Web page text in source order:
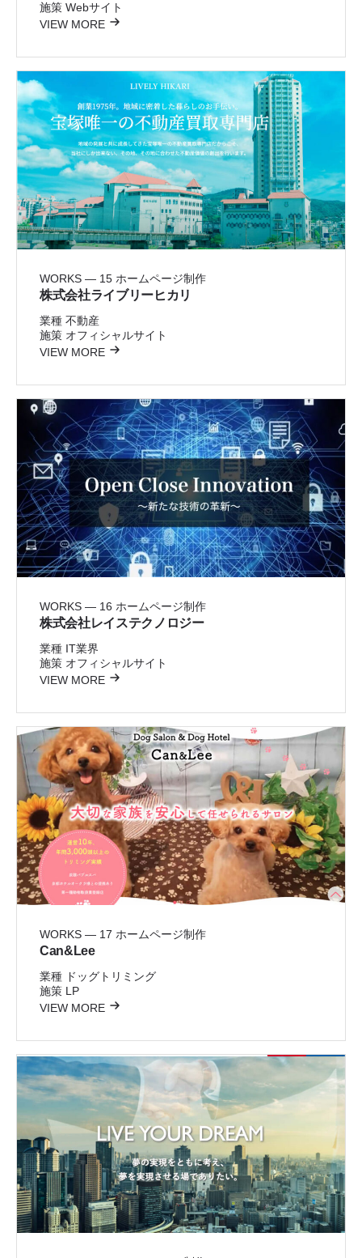
施策 Webサイト
VIEW MORE
WORKS — 15 ホームページ制作
株式会社ライブリーヒカリ
業種 不動産
施策 オフィシャルサイト
VIEW MORE
WORKS — 16 ホームページ制作
株式会社レイステクノロジー
業種 IT業界
施策 オフィシャルサイト
VIEW MORE
WORKS — 17 ホームページ制作
Can&Lee
業種 ドッグトリミング
施策 LP
VIEW MORE